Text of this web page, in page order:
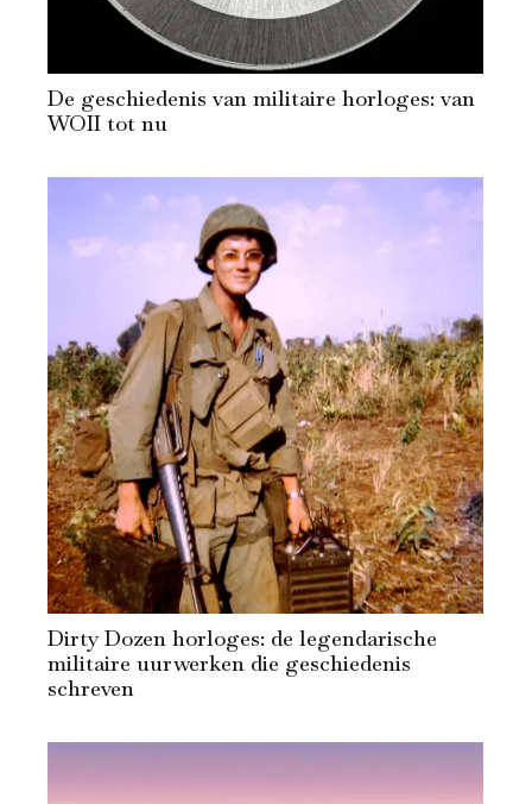
De geschiedenis van militaire horloges: van
WOII tot nu
Dirty Dozen horloges: de legendarische
militaire uurwerken die geschiedenis
schreven